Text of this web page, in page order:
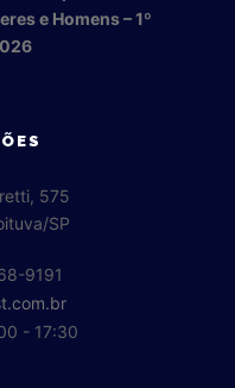
e Homens – 1º
575
SP
9191
- 17:30